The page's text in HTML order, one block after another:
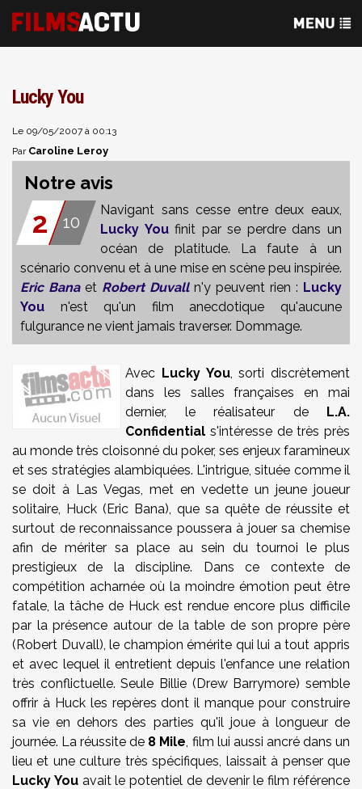
Lucky You
Le 09/05/2007 à 00:13
Par Caroline Leroy
Notre avis
2 10
Navigant sans cesse entre deux eaux,
Lucky Youfinit par se perdre dans un
océan de platitude. La faute à un
scénario convenu et à une mise en scène peu inspirée.
Eric Banaet Robert Duvalln'y peuvent rien : Lucky
You n'est qu'un film anecdotique qu'aucune
fulgurance ne vient jamais traverser. Dommage.
Avec Lucky You, sorti discrètement
dans les salles françaises en mai
dernier, le réalisateur de L.A.
Confidential s'intéresse de très près
au monde très cloisonné du poker, ses enjeux faramineux
et ses stratégies alambiquées. L'intrigue, située comme il
se doit à Las Vegas, met en vedette un jeune joueur
solitaire, Huck (Eric Bana), que sa quête de réussite et
surtout de reconnaissance poussera à jouer sa chemise
afin de mériter sa place au sein du tournoi le plus
prestigieux de la discipline. Dans ce contexte de
compétition acharnée où la moindre émotion peut être
fatale, la tâche de Huck est rendue encore plus difficile
par la présence autour de la table de son propre père
(Robert Duvall), le champion émérite qui lui a tout appris
et avec lequel il entretient depuis l'enfance une relation
très conflictuelle. Seule Billie (Drew Barrymore) semble
offrir à Huck les repères dont il manque pour construire
sa vie en dehors des parties qu'il joue à longueur de
journée. La réussite de 8 Mile, film lui aussi ancré dans un
lieu et une culture très spécifiques, laissait à penser que
Lucky Youavait le potentiel de devenir le film référence